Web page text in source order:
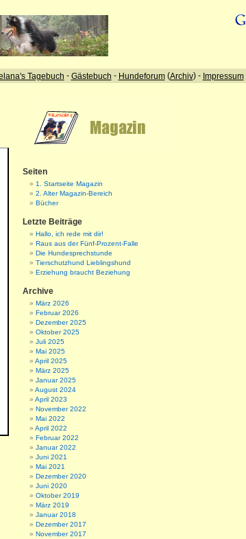
Seiten
1. Startseite Magazin
2. Alter Magazin-Bereich
Bücher
Letzte Beiträge
Hallo, ich rede mit dir!
Raus aus der Fünf-Prozent-Falle
Die Hundesprechstunde
Tierschutzhund Lieblingshund
Erziehung braucht Beziehung
Archive
März 2026
Februar 2026
Dezember 2025
Oktober 2025
Juli 2025
Mai 2025
April 2025
März 2025
Januar 2025
August 2024
April 2023
November 2022
Mai 2022
April 2022
Februar 2022
Januar 2022
Juni 2021
Mai 2021
Dezember 2020
Juni 2020
Oktober 2019
März 2019
Januar 2018
Dezember 2017
November 2017